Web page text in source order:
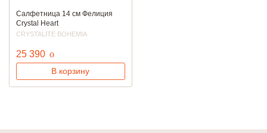
Салфетница 14 см Фелиция
Crystal Heart
CRYSTALITE BOHEMIA
25 390 руб.
o
В корзину